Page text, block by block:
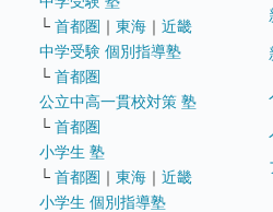
└ 首都圏 ｜ 東海 ｜ 近畿
中学受験 個別指導塾
└ 首都圏
公立中高一貫校対策 塾
└ 首都圏
小学生 塾
└ 首都圏 ｜ 東海 ｜ 近畿
小学生 個別指導塾